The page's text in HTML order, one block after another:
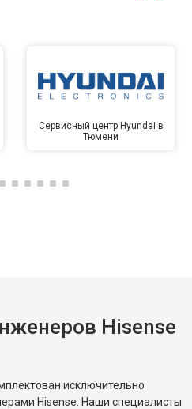
Сервисный центр Hyundai в
Тюмени
Hisense
исключительно
Hisense. Наши специалисты